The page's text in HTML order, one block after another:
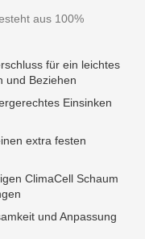
aus 100%
für ein leichtes
und Beziehen
Einsinken
extra festen
ClimaCell Schaum
und Anpassung